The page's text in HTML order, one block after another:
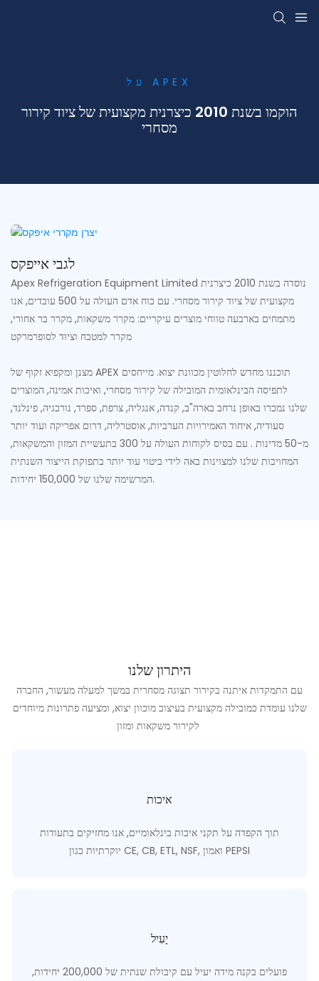
על APEX
הוקמו בשנת 2010 כיצרנית מקצועית של ציוד קירור
מסחרי
לגבי אייפקס
Apex Refrigeration Equipment Limited נוסדה בשנת 2010 כיצרנית
מקצועית של ציוד קירור מסחרי. עם כוח אדם העולה על 500 עובדים, אנו
מתמחים בארבעה טווחי מוצרים עיקריים: מקרר משקאות, מקרר בר אחורי,
מצנן ומקפיא זקוף של APEX תוכננו מחדש לחלוטין מכוונת יצוא. מייחסים
לתפיסה הבינלאומית המובילה של קירור מסחרי, ואיכות אמינה, המוצרים
שלנו נמכרו באופן נרחב בארה"ב, קנדה, אנגליה, צרפת, ספרד, נורבגיה, פינלנד,
סעודיה, איחוד האמירויות הערביות, אוסטרליה, דרום אפריקה ועוד יותר
מ-50 מדינות . עם בסיס לקוחות העולה על 300 בתעשיית המזון והמשקאות,
המחויבות שלנו למצוינות באה לידי ביטוי עוד יותר בתפוקת הייצור השנתית
המרשימה שלנו של 150,000 יחידות.
היתרון שלנו
עם התמקדות איתנה בקירור תצוגה מסחרית במשך למעלה מעשור, החברה
שלנו עומדת כמובילה מקצועית בעיצוב מוכוון יצוא, ומציעה פתרונות מיוחדים
איכות
תוך הקפדה על תקני איכות בינלאומיים, אנו מחזיקים בתעודות
יוקרתיות כגון CE, CB, ETL, NSF, ואמון PEPSI
יָעִיל
פועלים בקנה מידה יעיל עם קיבולת שנתית של 200,000 יחידות,